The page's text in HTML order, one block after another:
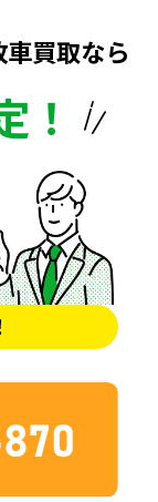
買取なら
！